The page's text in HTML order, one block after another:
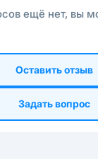
ещё нет, вы
Оставить отзыв
Задать вопрос